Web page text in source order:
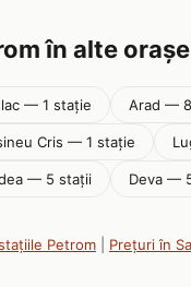
în alte orașe
— 1 stație Arad —
Cris — 1 stație
— 5 stații Deva —
Petrom Prețuri în